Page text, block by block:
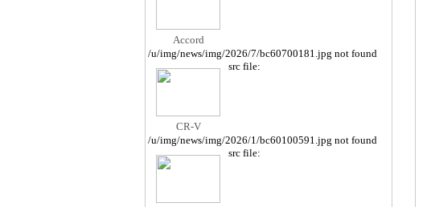
Accord
/u/img/news/img/2026/7/bc60700181.jpg not found
CR-V
src file:
/u/img/news/img/2026/1/bc60100591.jpg not found
src file: